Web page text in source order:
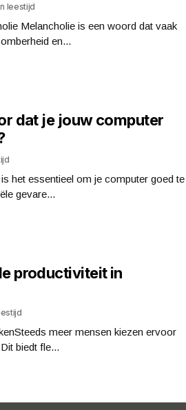
leestijd
Melancholie is een woord dat vaak
en...
dat je jouw computer
het essentieel om je computer goed te
gevare...
productiviteit in
meer mensen kiezen ervoor
biedt fle...